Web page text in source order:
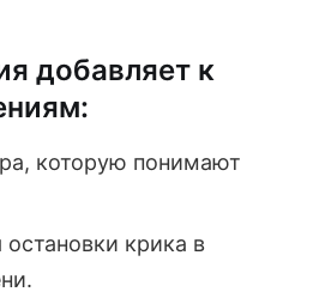
добавляет к
которую понимают
крика в